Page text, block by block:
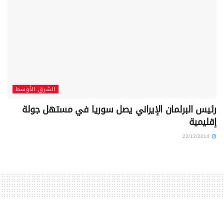
الشرق الأوسط
رئيس البرلمان الإيراني يصل سوريا في مستهل جولة
إقليمية